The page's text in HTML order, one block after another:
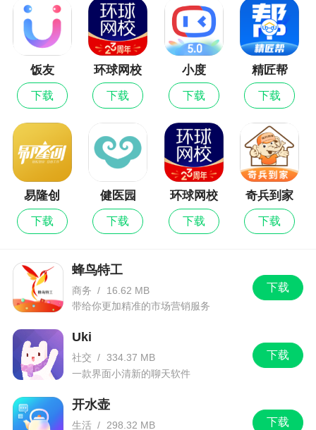
饭友
下载
环球网校
最新版
下载
小度
下载
精匠帮
下载
易隆创
下载
健医园
下载
环球网校
下载
奇兵到家
下载
下载
蜂鸟特工
商务 /
16.62 MB
带给你更加精准的市场营销服务
下载
Uki
社交 / 334.37 MB
一款界面小清新的聊天软件
下载
开水壶
生活 /
298.32 MB